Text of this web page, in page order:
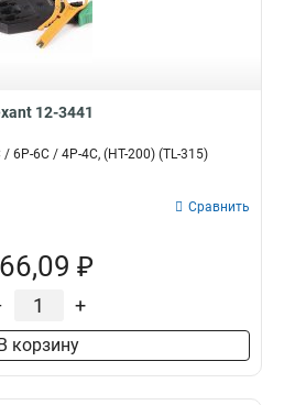
12-3441
6C / 4P-4C, (HT-200) (TL-315)
Сравнить
₽
+
корзину